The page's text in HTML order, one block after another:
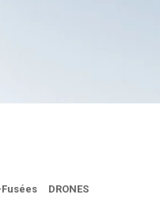
Fusées DRONES